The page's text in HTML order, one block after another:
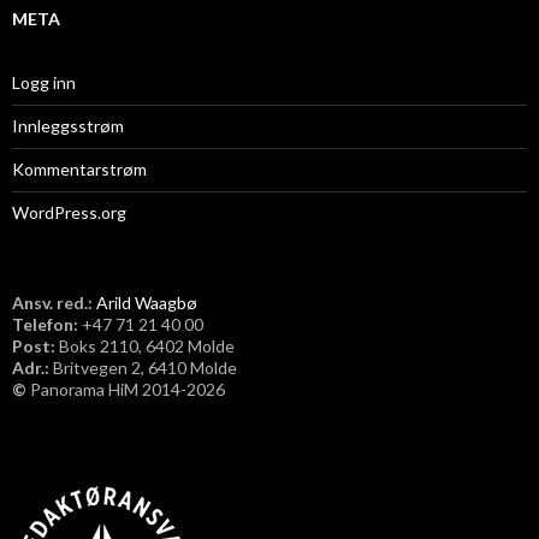
META
Logg inn
Innleggsstrøm
Kommentarstrøm
WordPress.org
Ansv. red.: Arild Waagbø
Telefon: ​+47 71 21 40 00
Post: Boks 2110, 6402 Molde
Adr.: Britvegen 2, 6410 Molde
© Panorama HiM 2014-2026